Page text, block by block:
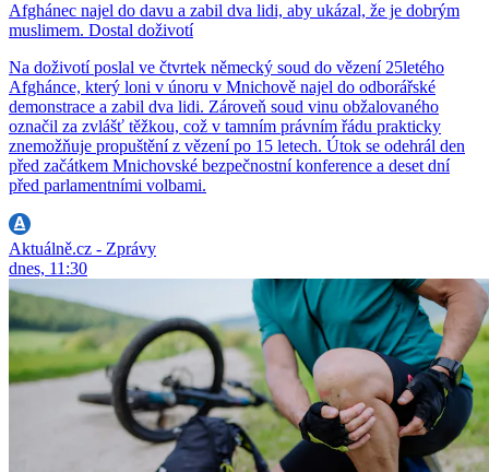
Afghánec najel do davu a zabil dva lidi, aby ukázal, že je dobrým
muslimem. Dostal doživotí
Na doživotí poslal ve čtvrtek německý soud do vězení 25letého
Afghánce, který loni v únoru v Mnichově najel do odborářské
demonstrace a zabil dva lidi. Zároveň soud vinu obžalovaného
označil za zvlášť těžkou, což v tamním právním řádu prakticky
znemožňuje propuštění z vězení po 15 letech. Útok se odehrál den
před začátkem Mnichovské bezpečnostní konference a deset dní
před parlamentními volbami.
Aktuálně.cz - Zprávy
dnes, 11:30